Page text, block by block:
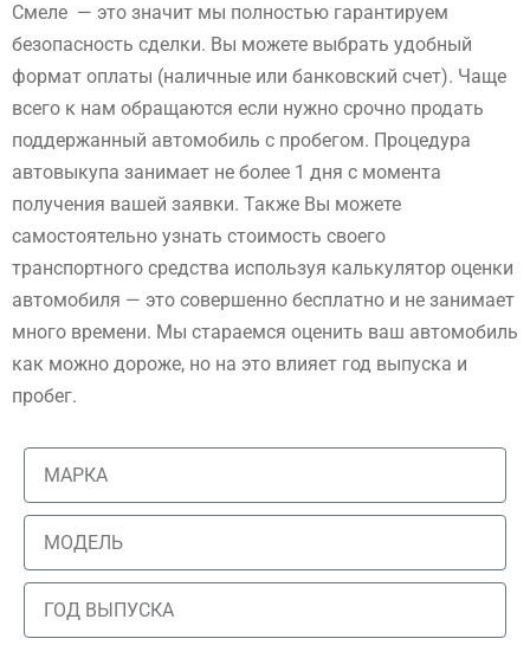
Смеле — это значит мы полностью гарантируем
безопасность сделки. Вы можете выбрать удобный
формат оплаты (наличные или банковский счет). Чаще
всего к нам обращаются если нужно срочно продать
поддержанный автомобиль с пробегом. Процедура
автовыкупа занимает не более 1 дня с момента
получения вашей заявки. Также Вы можете
самостоятельно узнать стоимость своего
транспортного средства используя калькулятор оценки
автомобиля — это совершенно бесплатно и не занимает
много времени. Мы стараемся оценить ваш автомобиль
как можно дороже, но на это влияет год выпуска и
пробег.